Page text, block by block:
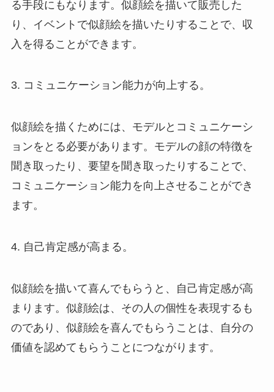
る手段にもなります。似顔絵を描いて販売した
り、イベントで似顔絵を描いたりすることで、収
入を得ることができます。
3. コミュニケーション能力が向上する。
似顔絵を描くためには、モデルとコミュニケーシ
ョンをとる必要があります。モデルの顔の特徴を
聞き取ったり、要望を聞き取ったりすることで、
コミュニケーション能力を向上させることができ
ます。
4. 自己肯定感が高まる。
似顔絵を描いて喜んでもらうと、自己肯定感が高
まります。似顔絵は、その人の個性を表現するも
のであり、似顔絵を喜んでもらうことは、自分の
価値を認めてもらうことにつながります。